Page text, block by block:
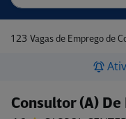
123 Vagas de Emprego de
Consultor (A) De